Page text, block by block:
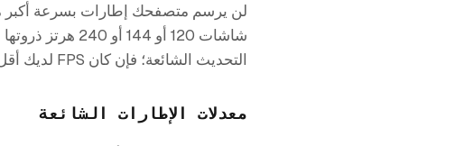
شاشات 120 أو
التحديث الشائعة؛ فإن كان FPS لديك أقل بكثير من معدل تحديث شاشتك، فإن الصفحة أو جهازك يعاني في مواكبة ذلك.
معدلات الإطارات الشائعة